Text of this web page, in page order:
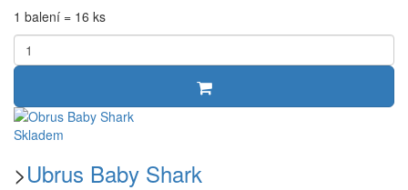
1 balení = 16 ks
Skladem
>Ubrus Baby Shark